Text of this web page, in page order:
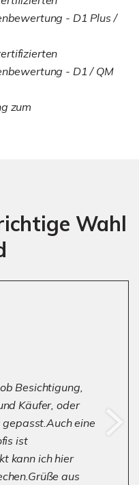
- D1 Plus /
- D1 / QM
zum
Wahl
Besichtigung,
Käufer, oder
eine
ist
kann ich hier
aus